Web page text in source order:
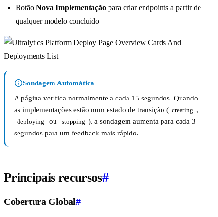
Botão Nova Implementação para criar endpoints a partir de
qualquer modelo concluído
Sondagem Automática
A página verifica normalmente a cada 15 segundos. Quando
as implementações estão num estado de transição ( creating ,
deploying ou stopping ), a sondagem aumenta para cada 3
segundos para um feedback mais rápido.
Principais recursos#
Cobertura Global#